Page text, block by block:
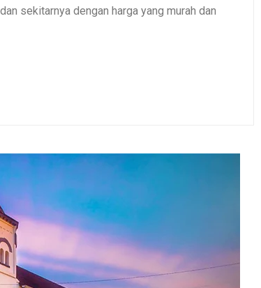
sekitarnya dengan harga yang murah dan